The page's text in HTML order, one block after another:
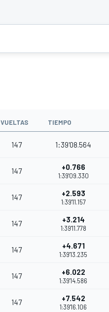
VUELTAS TIEMPO
147 1:39'08.564
147 +0.766
1:39'09.330
147 +2.593
1:39'11.157
147 +3.214
1:39'11.778
147 +4.671
1:39'13.235
147 +6.022
1:39'14.586
147 +7.542
1:39'16.106